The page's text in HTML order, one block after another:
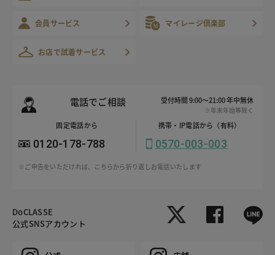
会員サービス マイレージ倶楽部
お店で試着サービス
電話でご相談 受付時間 9:00～21:00 年中無休
※年末年始等除く
固定電話から
0120-178-788
携帯・IP電話から（有料）
0570-003-003
※ご申告をいただければ、こちらから折り返しお電話いたします
DoCLASSE
公式SNSアカウント